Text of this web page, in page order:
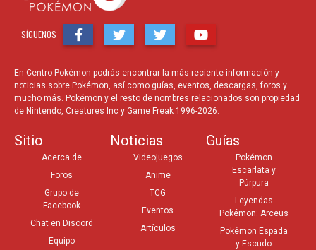
SÍGUENOS
En Centro Pokémon podrás encontrar la más reciente información y
noticias sobre Pokémon, así como guías, eventos, descargas, foros y
mucho más. Pokémon y el resto de nombres relacionados son propiedad
de Nintendo, Creatures Inc y Game Freak 1996-2026.
Sitio
Acerca de
Foros
Grupo de
Facebook
Chat en Discord
Equipo
Noticias
Videojuegos
Anime
TCG
Eventos
Artículos
Guías
Pokémon
Escarlata y
Púrpura
Leyendas
Pokémon: Arceus
Pokémon Espada
y Escudo